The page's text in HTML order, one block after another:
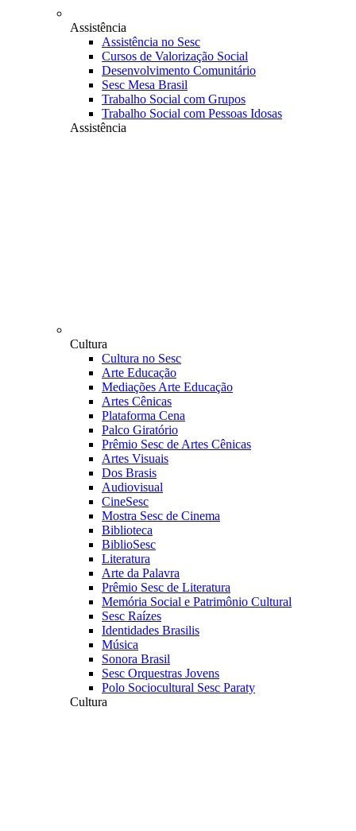
Assistência
Assistência no Sesc
Cursos de Valorização Social
Desenvolvimento Comunitário
Sesc Mesa Brasil
Trabalho Social com Grupos
Trabalho Social com Pessoas Idosas
Assistência
Cultura
Cultura no Sesc
Arte Educação
Mediações Arte Educação
Artes Cênicas
Plataforma Cena
Palco Giratório
Prêmio Sesc de Artes Cênicas
Artes Visuais
Dos Brasis
Audiovisual
CineSesc
Mostra Sesc de Cinema
Biblioteca
BiblioSesc
Literatura
Arte da Palavra
Prêmio Sesc de Literatura
Memória Social e Patrimônio Cultural
Sesc Raízes
Identidades Brasilis
Música
Sonora Brasil
Sesc Orquestras Jovens
Polo Sociocultural Sesc Paraty
Cultura